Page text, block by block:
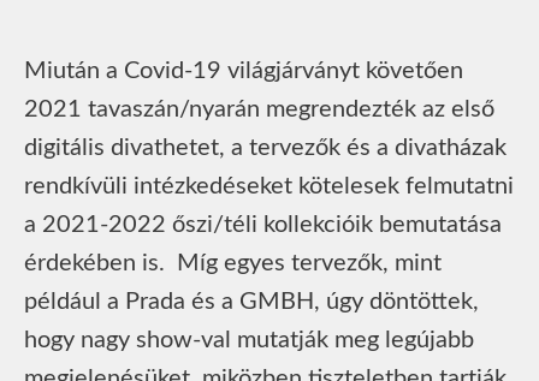
Miután a Covid-19 világjárványt követően
2021 tavaszán/nyarán megrendezték az első
digitális divathetet, a tervezők és a divatházak
rendkívüli intézkedéseket kötelesek felmutatni
a 2021-2022 őszi/téli kollekcióik bemutatása
érdekében is. Míg egyes tervezők, mint
például a Prada és a GMBH, úgy döntöttek,
hogy nagy show-val mutatják meg legújabb